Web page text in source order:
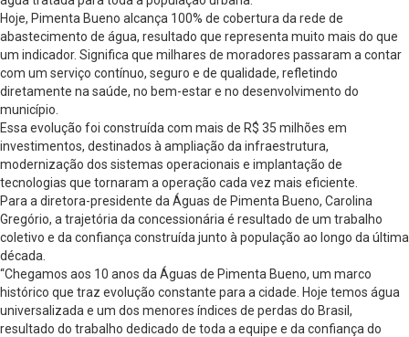
Hoje, Pimenta Bueno alcança 100% de cobertura da rede de
abastecimento de água, resultado que representa muito mais do que
um indicador. Significa que milhares de moradores passaram a contar
com um serviço contínuo, seguro e de qualidade, refletindo
diretamente na saúde, no bem-estar e no desenvolvimento do
município.
Essa evolução foi construída com mais de R$ 35 milhões em
investimentos, destinados à ampliação da infraestrutura,
modernização dos sistemas operacionais e implantação de
tecnologias que tornaram a operação cada vez mais eficiente.
Para a diretora-presidente da Águas de Pimenta Bueno, Carolina
Gregório, a trajetória da concessionária é resultado de um trabalho
coletivo e da confiança construída junto à população ao longo da última
década.
“Chegamos aos 10 anos da Águas de Pimenta Bueno, um marco
histórico que traz evolução constante para a cidade. Hoje temos água
universalizada e um dos menores índices de perdas do Brasil,
resultado do trabalho dedicado de toda a equipe e da confiança do